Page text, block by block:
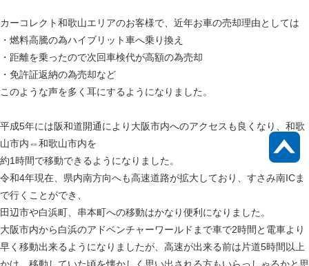
カーコレクト和歌山エリアのお客様で、近年お車の売却理由としては
・燃料高騰の為ハイブリット車へ乗り換え
・距離を乗ったので次回車検代が高額の為売却
・免許証返納の為売却など
このような声を多く耳にするようになりました。
平成5年には阪和道開通により大阪市内へのアクセスも良くなり、和歌
山市内⇔和歌山市内を
約1時間で移動できるようになりました。
令和4年現在、県内南方向へも高速道路が拡大しており、すさみ南ICま
で行くことができ、
田辺市や白浜町、串本町への移動はかなり便利になりました。
大阪市内から白浜のアドベンチャーワールドまで車で2時間と電車より
早く移動出来るようになりましたが、高速が出来る前は片道5時間以上
かけ、移動していた頃を懐かしく思い出される方もいらっしゃるかと思